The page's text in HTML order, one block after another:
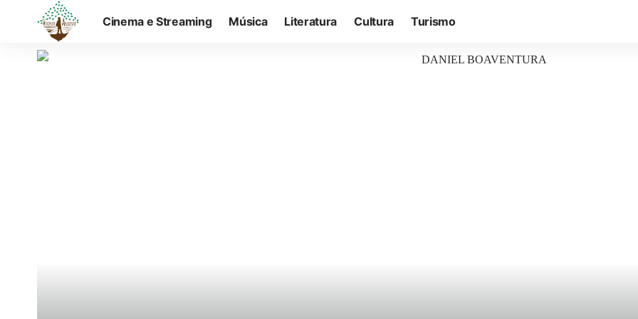
Cinema e Streaming Música Literatura Cultura Turismo